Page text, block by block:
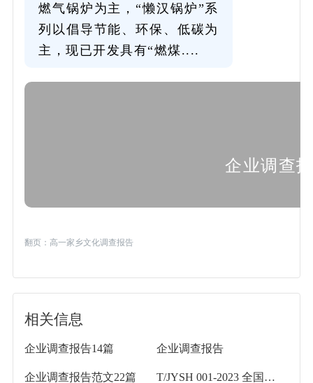
燃气锅炉为主，“懒汉锅炉”系
列以倡导节能、环保、低碳为
主，现已开发具有“燃煤....
企业调查
翻页：高一家乡文化调查报告
相关信息
企业调查报告14篇 企业调查报告
企业调查报告范文22篇 T/JYSH 001-2023 全国工商联民营企业调查点工作填报规范